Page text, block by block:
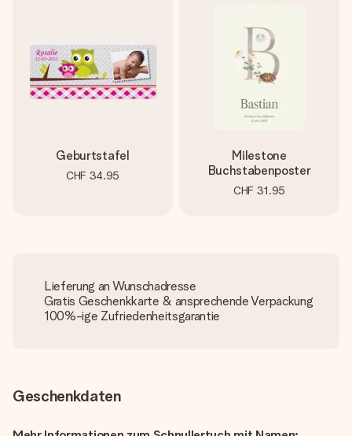
Geburtstafel
CHF 34.95
Milestone
Buchstabenposter
CHF 31.95
Lieferung an Wunschadresse
Gratis Geschenkkarte & ansprechende Verpackung
100%-ige Zufriedenheitsgarantie
Geschenkdaten